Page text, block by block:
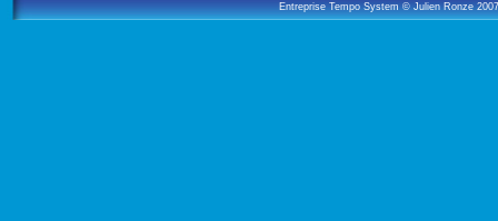
Entreprise Tempo System © Julien Ronze